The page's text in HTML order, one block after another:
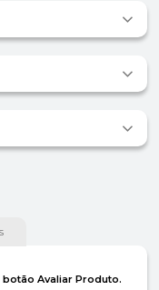
Avaliar Produto.